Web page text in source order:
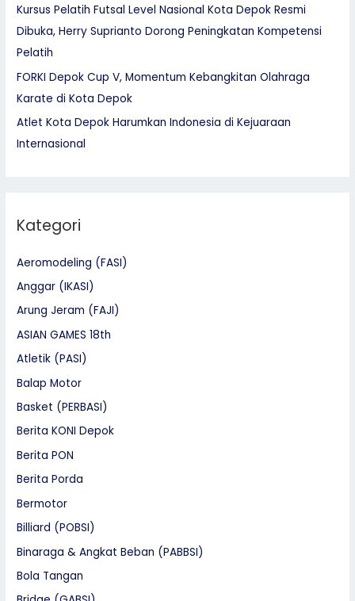
Kursus Pelatih Futsal Level Nasional Kota Depok Resmi
Dibuka, Herry Suprianto Dorong Peningkatan Kompetensi
Pelatih
FORKI Depok Cup V, Momentum Kebangkitan Olahraga
Karate di Kota Depok
Atlet Kota Depok Harumkan Indonesia di Kejuaraan
Internasional
Kategori
Aeromodeling (FASI)
Anggar (IKASI)
Arung Jeram (FAJI)
ASIAN GAMES 18th
Atletik (PASI)
Balap Motor
Basket (PERBASI)
Berita KONI Depok
Berita PON
Berita Porda
Bermotor
Billiard (POBSI)
Binaraga & Angkat Beban (PABBSI)
Bola Tangan